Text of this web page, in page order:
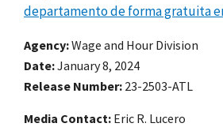
departamento de forma gratuita
Agency Wage and Hour Division
Date January 8, 2024
Release Number 23-2503-ATL
Media Contact: Eric R. Lucero